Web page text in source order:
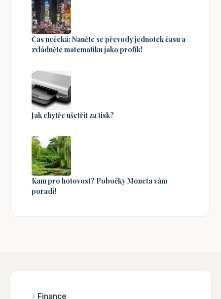
Čas nečeká: Naučte se převody jednotek času a
zvládněte matematiku jako profík!
Jak chytře ušetřit za tisk?
Kam pro hotovost? Pobočky Moneta vám
poradí!
Finance